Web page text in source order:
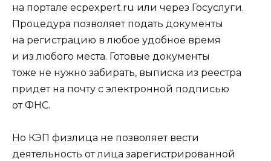
на портале ecpexpert.ru или через Госуслуги.
Процедура позволяет подать документы
на регистрацию в любое удобное время
и из любого места. Готовые документы
тоже не нужно забирать, выписка из реестра
придет на почту с электронной подписью
от ФНС.
Но КЭП физлица не позволяет вести
деятельность от лица зарегистрированной